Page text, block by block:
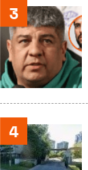
3
4